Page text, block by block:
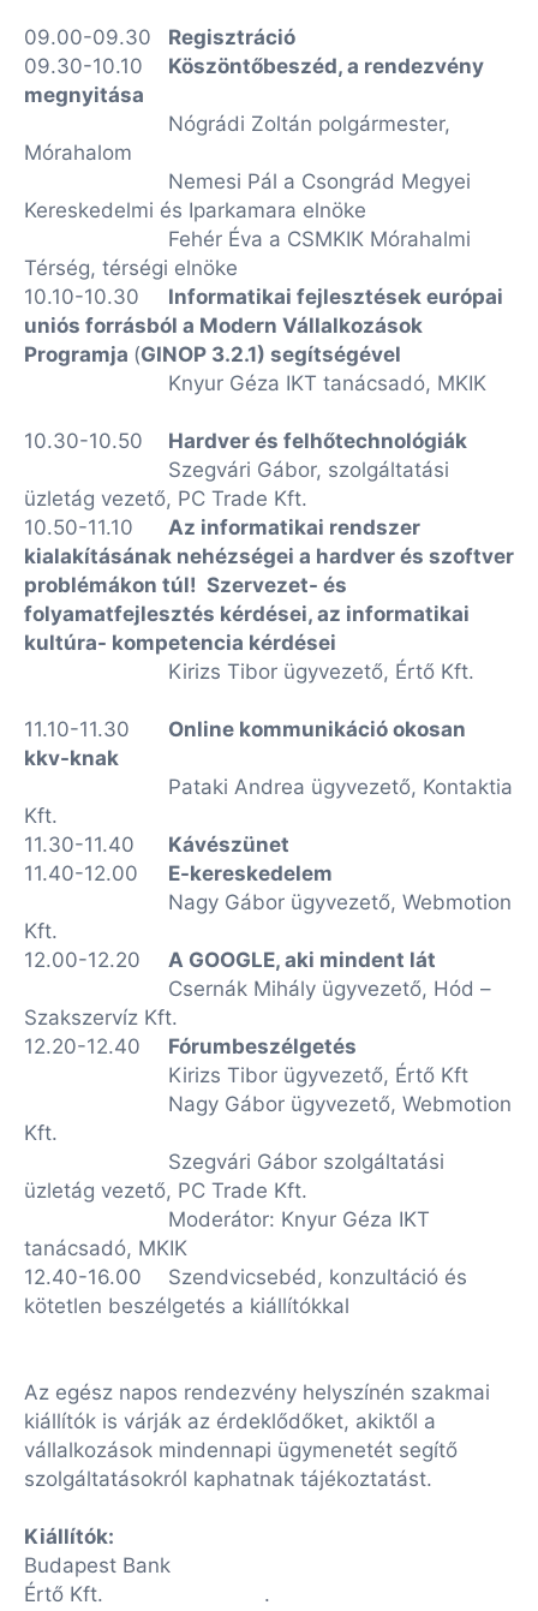
09.00-09.30
Regisztráció
09.30-10.10
Köszöntőbeszéd, a rendezvény
megnyitása
Nógrádi Zoltán polgármester,
Mórahalom
Nemesi Pál a Csongrád Megyei
Kereskedelmi és Iparkamara elnöke
Fehér Éva a CSMKIK Mórahalmi
Térség, térségi elnöke
10.10-10.30
Informatikai fejlesztések európai
uniós forrásból a Modern Vállalkozások
Programja (GINOP 3.2.1) segítségével
Knyur Géza IKT tanácsadó, MKIK
10.30-10.50
Hardver és felhőtechnológiák
Szegvári Gábor, szolgáltatási
üzletág vezető, PC Trade Kft.
10.50-11.10
Az informatikai rendszer
kialakításának nehézségei a hardver és szoftver
problémákon túl! Szervezet- és
folyamatfejlesztés kérdései, az informatikai
kultúra- kompetencia kérdései
Kirizs Tibor ügyvezető, Értő Kft.
11.10-11.30
Online kommunikáció okosan
kkv-knak
Pataki Andrea ügyvezető, Kontaktia
Kft.
11.30-11.40
Kávészünet
11.40-12.00
E-kereskedelem
Nagy Gábor ügyvezető, Webmotion
Kft.
12.00-12.20
A GOOGLE, aki mindent lát
Csernák Mihály ügyvezető, Hód –
Szakszervíz Kft.
12.20-12.40
Fórumbeszélgetés
Kirizs Tibor ügyvezető, Értő Kft
Nagy Gábor ügyvezető, Webmotion
Kft.
Szegvári Gábor szolgáltatási
üzletág vezető, PC Trade Kft.
Moderátor: Knyur Géza IKT
tanácsadó, MKIK
12.40-16.00
Szendvicsebéd, konzultáció és
kötetlen beszélgetés a kiállítókkal
Az egész napos rendezvény helyszínén szakmai
kiállítók is várják az érdeklődőket, akiktől a
vállalkozások mindennapi ügymenetét segítő
szolgáltatásokról kaphatnak tájékoztatást.
Kiállítók:
Budapest Bank
Értő Kft.
.